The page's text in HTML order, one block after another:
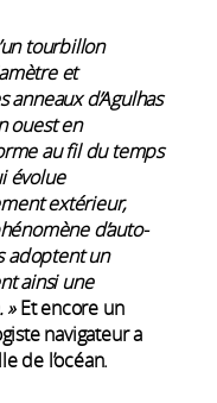
tourbillon
et
d’Agulhas
ouest en
au fil du temps
évolue
extérieur,
d’auto-
adoptent un
ainsi une
»Et encore un
navigateur a
de l’océan.